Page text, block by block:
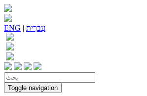
ENG | עִברִית
Toggle navigation